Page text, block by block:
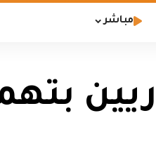
مباشر